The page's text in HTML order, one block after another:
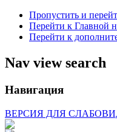
Пропустить и
Перейти к Главной
Перейти к
Nav view search
Навигация
ВЕРСИЯ ДЛЯ